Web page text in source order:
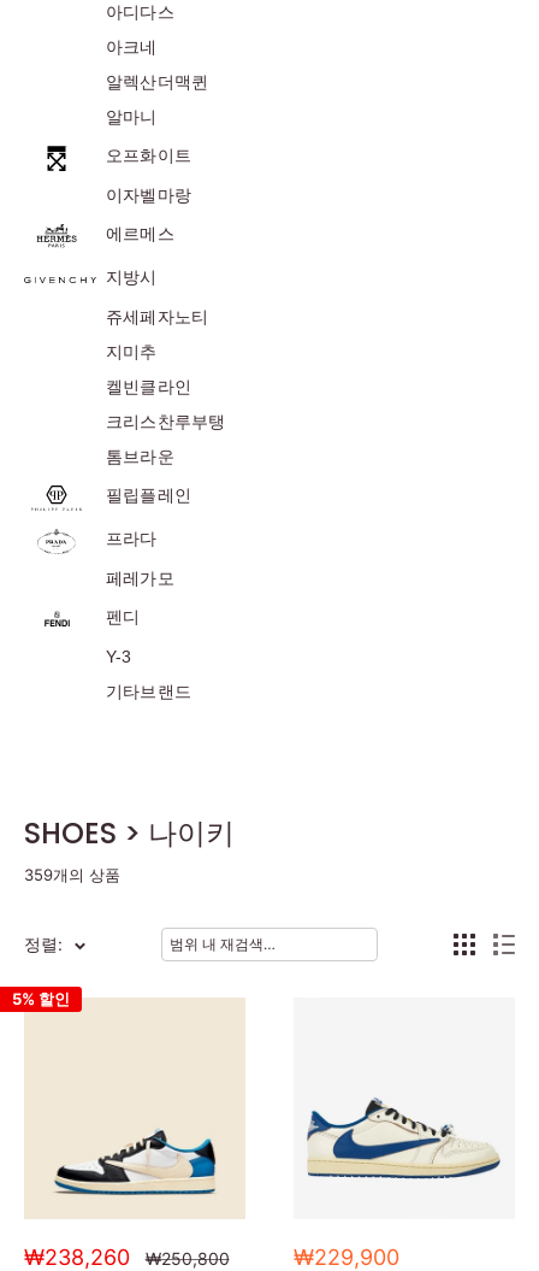
아디다스
아크네
알렉산더맥퀸
알마니
오프화이트
이자벨마랑
에르메스
지방시
쥬세페자노티
지미추
켈빈클라인
크리스찬루부탱
톰브라운
필립플레인
프라다
페레가모
펜디
Y-3
기타브랜드
SHOES > 나이키
359개의 상품
정렬:
5% 할인
세
₩238,260
정
₩250,800
세
₩229,900